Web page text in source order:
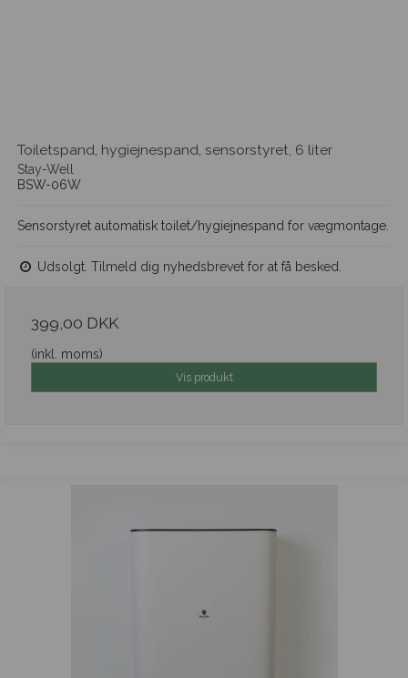
Toiletspand, hygiejnespand, sensorstyret, 6 liter
Stay-Well
BSW-06W
Sensorstyret automatisk toilet/hygiejnespand for vægmontage.
Udsolgt. Tilmeld dig nyhedsbrevet for at få besked.
399,00 DKK
(inkl. moms)
Vis produkt